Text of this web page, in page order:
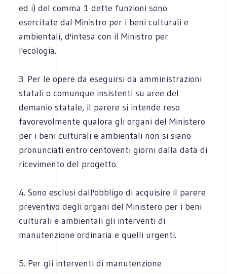
ed i) del comma 1 dette funzioni sono
esercitate dal Ministro per i beni culturali e
ambientali, d'intesa con il Ministro per
l'ecologia.
3. Per le opere da eseguirsi da amministrazioni
statali o comunque insistenti su aree del
demanio statale, il parere si intende reso
favorevolmente qualora gli organi del Ministero
per i beni culturali e ambientali non si siano
pronunciati entro centoventi giorni dalla data di
ricevimento del progetto.
4. Sono esclusi dall'obbligo di acquisire il parere
preventivo degli organi del Ministero per i beni
culturali e ambientali gli interventi di
manutenzione ordinaria e quelli urgenti.
5. Per gli interventi di manutenzione